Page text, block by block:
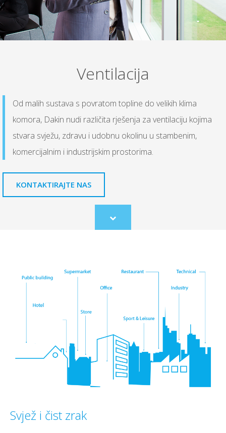
Ventilacija
Od malih sustava s povratom topline do velikih klima
komora, Dakin nudi različita rješenja za ventilaciju kojima
stvara svježu, zdravu i udobnu okolinu u stambenim,
komercijalnim i industrijskim prostorima.
KONTAKTIRAJTE NAS
Scroll
to
Svjež i čist zrak